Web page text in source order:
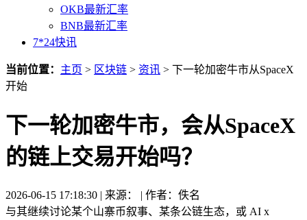
OKB最新汇率
BNB最新汇率
7*24快讯
当前位置： 主页 > 区块链 > 资讯 > 下一轮加密牛市从SpaceX
开始
下一轮加密牛市，会从SpaceX
的链上交易开始吗？
2026-06-15 17:18:30 | 来源： | 作者：佚名
与其继续讨论某个山寨币叙事、某条公链生态，或 AI x